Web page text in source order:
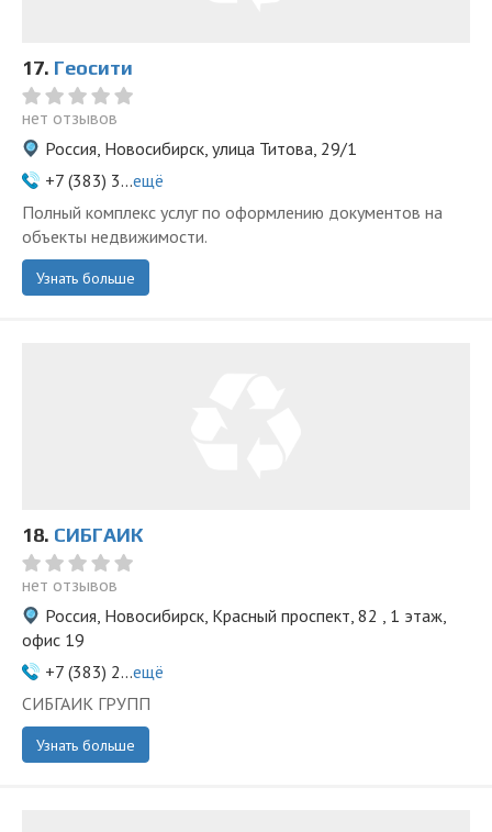
17. Геосити
нет отзывов
Россия, Новосибирск, улица Титова, 29/1
+7 (383) 3...ещё
Полный комплекс услуг по оформлению документов на
объекты недвижимости.
Узнать больше
18. СИБГАИК
нет отзывов
Россия, Новосибирск, Красный проспект, 82 , 1 этаж,
офис 19
+7 (383) 2...ещё
СИБГАИК ГРУПП
Узнать больше